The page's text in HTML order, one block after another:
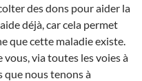
des dons pour aider la
déjà, car cela permet
que cette maladie existe.
vous, via toutes les voies à
nous tenons à